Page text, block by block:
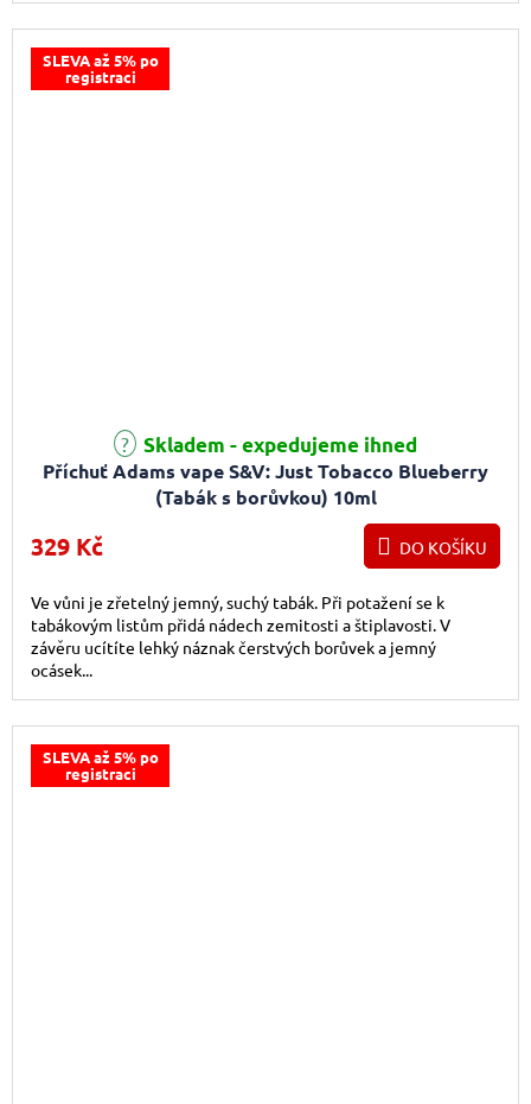
SLEVA až 5% po
registraci
Příchuť Adams vape S&V: Just Tobacco Blueberry
(Tabák s borůvkou) 10ml
Skladem - expedujeme ihned
329 Kč DO KOŠÍKU
Ve vůni je zřetelný jemný, suchý tabák. Při potažení se k
tabákovým listům přidá nádech zemitosti a štiplavosti. V
závěru ucítíte lehký náznak čerstvých borůvek a jemný
ocásek...
SLEVA až 5% po
registraci